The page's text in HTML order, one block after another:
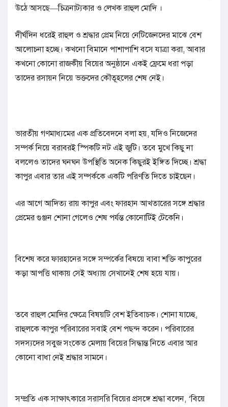
উঠে আসছে—চিত্রনাট্যকার ও লেখক রাহুল মোদি ।
দীর্ঘদিন ধরেই রাহুল ও শ্রদ্ধার প্রেম নিয়ে নেটিজেনদের মাঝে বেশ
আলোচনা হচ্ছে। কখনো বিমানে পাশাপাশি বসে যাত্রা করা, আবার
কখনো কোনো রাজকীয় বিয়ের অনুষ্ঠানে একই ফ্রেমে ধরা পড়া
তাদের রসায়ন নিয়ে ভক্তদের কৌতূহলের শেষ নেই।
ভারতীয় গণমাধ্যমের এক প্রতিবেদনে বলা হয়, যদিও নিজেদের
সম্পর্ক নিয়ে বরাবরই স্পিকটি নট এই জুটি। তবে মুখে কিছু না
বললেও তাদের ঘনঘন উপস্থিতি অনেক কিছুরই ইঙ্গিত দিচ্ছে। শ্রদ্ধা
কাপুর এবার তার এই সম্পর্ককে একটি পরিণতি দিতে চাইছেন।
এর আগে আদিত্য রায় কাপুর এবং ফারহান আখতারের সঙ্গে শ্রদ্ধার
প্রেমের গুঞ্জন শোনা গেলেও শেষ পর্যন্ত কোনোটিই টেকেনি।
বিশেষ করে ফারহানের সঙ্গে সম্পর্কের বিষয়ে বাবা শক্তি কাপুরের
কড়া আপত্তি থাকায় সেই অধ্যায় সেখানেই শেষ হয়ে যায়।
তবে রাহুল মোদির ক্ষেত্রে বিষয়টি বেশ ইতিবাচক। শোনা যাচ্ছে,
রাহুলকে কাপুর পরিবারের সবাই বেশ পছন্দ করেন। পরিবারের
সদস্যদের সবুজ সংকেত মেলায় বিয়ের সিদ্ধান্ত নিতে এবার আর
কোনো বাধা নেই শ্রদ্ধার সামনে।
সম্প্রতি এক সাক্ষাৎকারে সরাসরি বিয়ের প্রসঙ্গে শ্রদ্ধা বলেন, ‘বিয়ে